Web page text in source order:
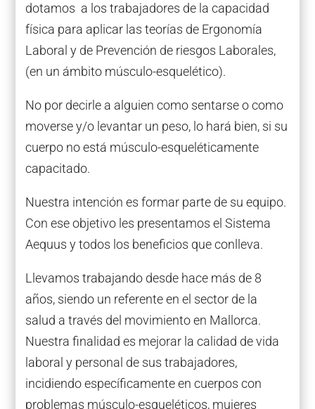
dotamos a los trabajadores de la capacidad
física para aplicar las teorías de Ergonomía
Laboral y de Prevención de riesgos Laborales,
(en un ámbito músculo-esquelético).
No por decirle a alguien como sentarse o como
moverse y/o levantar un peso, lo hará bien, si su
cuerpo no está músculo-esqueléticamente
capacitado.
Nuestra intención es formar parte de su equipo.
Con ese objetivo les presentamos el Sistema
Aequus y todos los beneficios que conlleva.
Llevamos trabajando desde hace más de 8
años, siendo un referente en el sector de la
salud a través del movimiento en Mallorca.
Nuestra finalidad es mejorar la calidad de vida
laboral y personal de sus trabajadores,
incidiendo específicamente en cuerpos con
problemas músculo-esqueléticos, mujeres